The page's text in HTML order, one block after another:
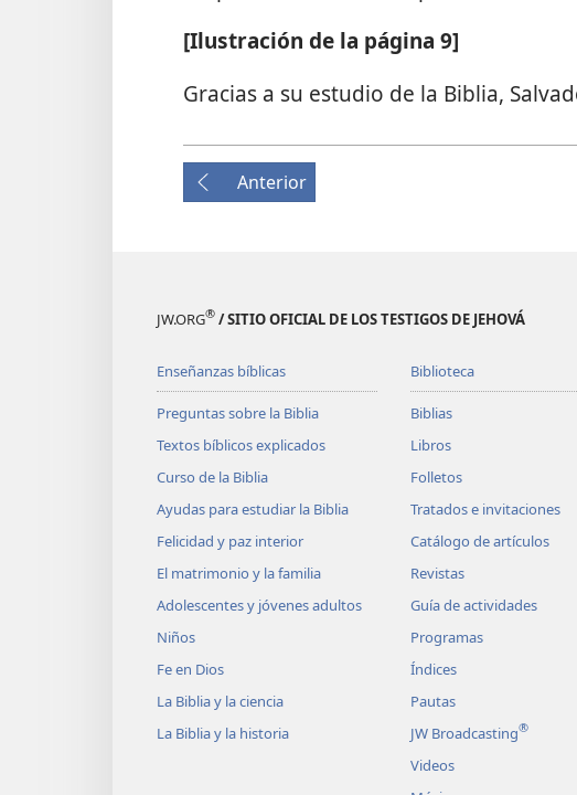
[Ilustración de la página 9]
Gracias a su estudio de la Biblia,
Anterior
JW.ORG® / SITIO OFICIAL DE LOS TESTIGOS DE JEHOVÁ
Enseñanzas bíblicas
Preguntas sobre la Biblia
Textos bíblicos explicados
Curso de la Biblia
Ayudas para estudiar la Biblia
Felicidad y paz interior
El matrimonio y la familia
Adolescentes y jóvenes adultos
Niños
Fe en Dios
La Biblia y la ciencia
La Biblia y la historia
Biblioteca
Biblias
Libros
Folletos
Tratados e invitaciones
Catálogo de artículos
Revistas
Guía de actividades
Programas
Índices
Pautas
JW Broadcasting®
Videos